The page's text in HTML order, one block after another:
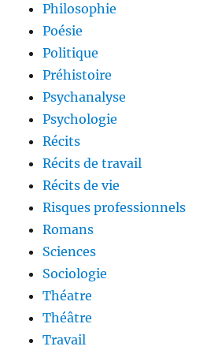
Philosophie
Poésie
Politique
Préhistoire
Psychanalyse
Psychologie
Récits
Récits de travail
Récits de vie
Risques professionnels
Romans
Sciences
Sociologie
Théatre
Théâtre
Travail